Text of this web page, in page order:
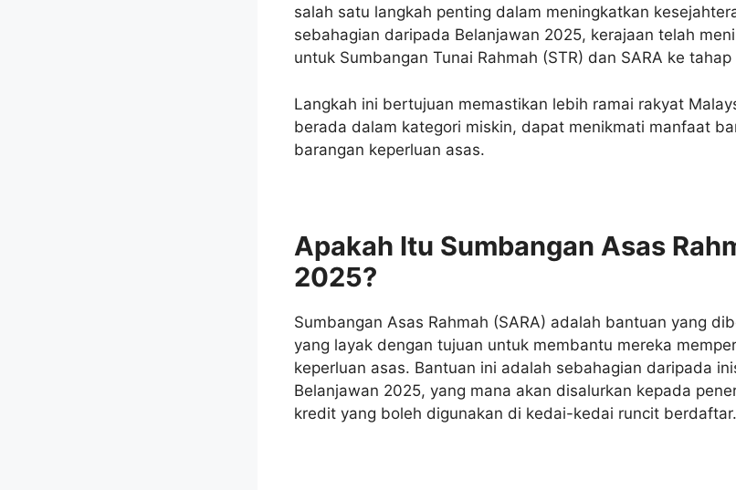
salah satu langkah penting dalam meningkatkan
sebahagian daripada Belanjawan 2025, kerajaan telah
untuk Sumbangan Tunai Rahmah (STR) dan SARA ke
Langkah ini bertujuan memastikan lebih ramai rakyat
berada dalam kategori miskin, dapat menikmati manfaat
barangan keperluan asas.
Apakah Itu Sumbangan Asas
2025?
Sumbangan Asas Rahmah (SARA) adalah bantuan yang
yang layak dengan tujuan untuk membantu mereka
keperluan asas. Bantuan ini adalah sebahagian daripada
Belanjawan 2025, yang mana akan disalurkan kepada
kredit yang boleh digunakan di kedai-kedai runcit berdaftar.